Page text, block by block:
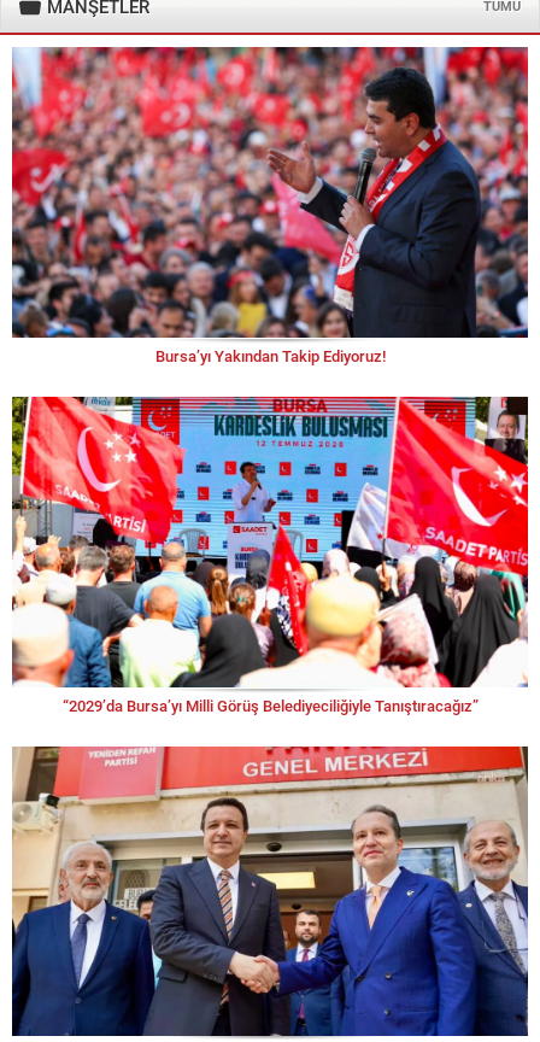
MANŞETLER TÜMÜ
Bursa’yı Yakından Takip Ediyoruz!
“2029’da Bursa’yı Milli Görüş Belediyeciliğiyle Tanıştıracağız”